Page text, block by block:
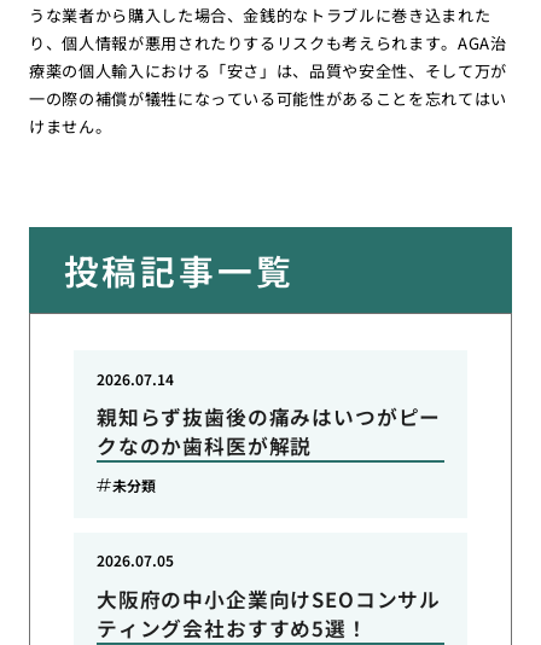
うな業者から購入した場合、金銭的なトラブルに巻き込まれた
り、個人情報が悪用されたりするリスクも考えられます。AGA治
療薬の個人輸入における「安さ」は、品質や安全性、そして万が
一の際の補償が犠牲になっている可能性があることを忘れてはい
けません。
投稿記事一覧
親知らず抜歯後の痛みはいつがピー
クなのか歯科医が解説
2026.07.14
未分類
大阪府の中小企業向けSEOコンサル
ティング会社おすすめ5選！
2026.07.05